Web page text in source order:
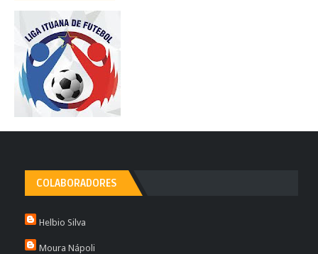
COLABORADORES
Helbio Silva
Moura Nápoli